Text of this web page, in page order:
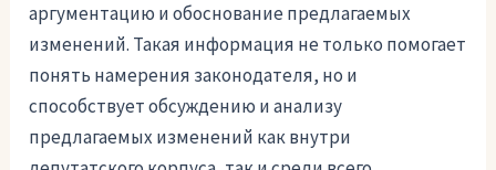
аргументацию и обоснование предлагаемых
изменений. Такая информация не только помогает
понять намерения законодателя, но и
способствует обсуждению и анализу
предлагаемых изменений как внутри